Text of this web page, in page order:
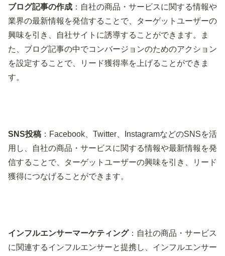
ブログ記事の作成 ：自社の商品・サービスに関する情報や
業界の最新情報を発信することで、ターゲットユーザーの
興味を引き、自社サイトに誘導することができます。ま
た、ブログ記事の中でコンバージョンのためのアクション
を設定することで、リード獲得率を上げることができま
す。
SNS投稿 ：Facebook、Twitter、InstagramなどのSNSを活
用し、自社の商品・サービスに関する情報や最新情報を発
信することで、ターゲットユーザーの興味を引き、リード
獲得につなげることができます。
インフルエンサーマーケティング：自社の商品・サービス
に関連するインフルエンサーと提携し、インフルエンサー